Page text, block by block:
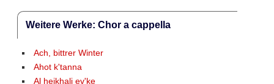
Weitere Werke: Chor a cappella
Ach, bittrer Winter
Ahot k'tanna
Al heikhali ev'ke